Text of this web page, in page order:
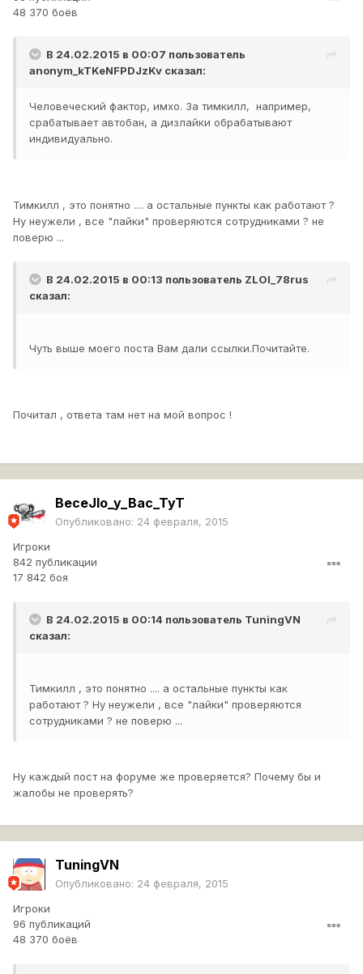
48 370 боёв
В 24.02.2015 в 00:07 пользователь
anonym_kTKeNFPDJzKv сказал:
Человеческий фактор, имхо. За тимкилл, например,
срабатывает автобан, а дизлайки обрабатывают
индивидуально.
Тимкилл , это понятно .... а остальные пункты как работают ?
Ну неужели , все "лайки" проверяются сотрудниками ? не
поверю ...
В 24.02.2015 в 00:13 пользователь ZLOI_78rus
сказал:
Чуть выше моего поста Вам дали ссылки.Почитайте.
Почитал , ответа там нет на мой вопрос !
BeceJIo_y_Bac_TyT
Опубликовано: 24 февраля, 2015
Игроки
842 публикации
17 842 боя
В 24.02.2015 в 00:14 пользователь TuningVN
сказал:
Тимкилл , это понятно .... а остальные пункты как
работают ? Ну неужели , все "лайки" проверяются
сотрудниками ? не поверю ...
Ну каждый пост на форуме же проверяется? Почему бы и
жалобы не проверять?
TuningVN
Опубликовано: 24 февраля, 2015
Игроки
96 публикаций
48 370 боёв